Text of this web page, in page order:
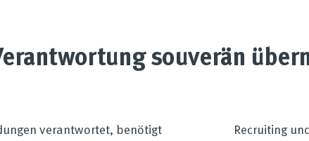
souverän
verantwortet, benötigt
Recruiting